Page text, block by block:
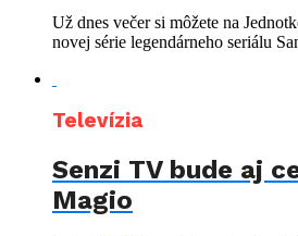
Už dnes večer si môžete na
novej série legendárneho seriálu
Televízia
Senzi TV bude aj
Magio